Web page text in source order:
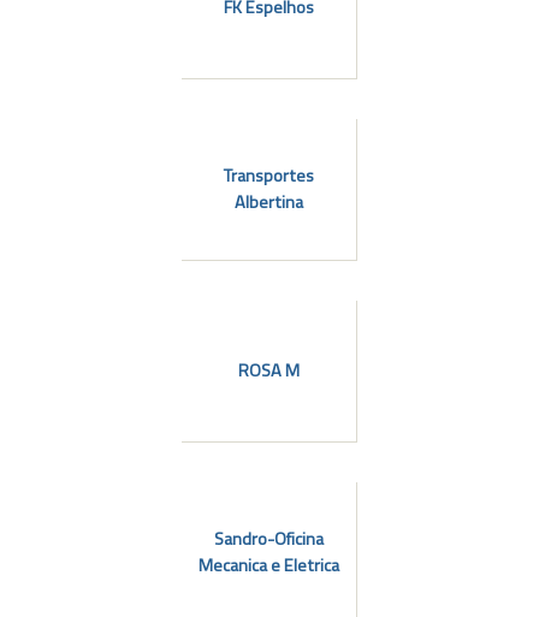
FK Espelhos
Transportes
Albertina
ROSA M
Sandro-Oficina
Mecanica e Eletrica